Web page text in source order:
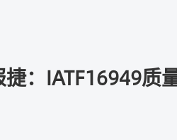
：IATF16949质